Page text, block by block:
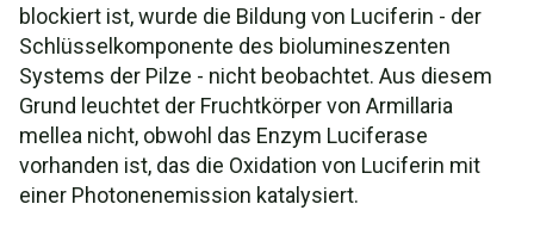
blockiert ist, wurde die Bildung von Luciferin - der
Schlüsselkomponente des biolumineszenten
Systems der Pilze - nicht beobachtet. Aus diesem
Grund leuchtet der Fruchtkörper von Armillaria
mellea nicht, obwohl das Enzym Luciferase
vorhanden ist, das die Oxidation von Luciferin mit
einer Photonenemission katalysiert.